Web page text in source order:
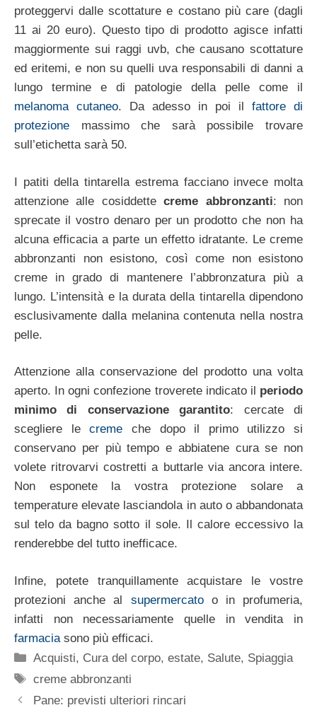
proteggervi dalle scottature e costano più care (dagli
11 ai 20 euro). Questo tipo di prodotto agisce infatti
maggiormente sui raggi uvb, che causano scottature
ed eritemi, e non su quelli uva responsabili di danni a
lungo termine e di patologie della pelle come il
melanoma cutaneo. Da adesso in poi il fattore di
protezione massimo che sarà possibile trovare
sull’etichetta sarà 50.
I patiti della tintarella estrema facciano invece molta
attenzione alle cosiddettecreme abbronzanti: non
sprecate il vostro denaro per un prodotto che non ha
alcuna efficacia a parte un effetto idratante. Le creme
abbronzanti non esistono, così come non esistono
creme in grado di mantenere l’abbronzatura più a
lungo. L’intensità e la durata della tintarella dipendono
esclusivamente dalla melanina contenuta nella nostra
pelle.
Attenzione alla conservazione del prodotto una volta
aperto. In ogni confezione troverete indicato il periodo
minimo di conservazione garantito: cercate di
scegliere lecreme che dopo il primo utilizzo si
conservano per più tempo e abbiatene cura se non
volete ritrovarvi costretti a buttarle via ancora intere.
Non esponete la vostra protezione solare a
temperature elevate lasciandola in auto o abbandonata
sul telo da bagno sotto il sole. Il calore eccessivo la
renderebbe del tutto inefficace.
Infine, potete tranquillamente acquistare le vostre
protezioni anche al supermercatoo in profumeria,
infatti non necessariamente quelle in vendita in
farmacia sono più efficaci.
Categorie
Acquisti, Cura del corpo,estate, Salute, Spiaggia
Tag
creme abbronzanti
Pane: previsti ulteriori rincari